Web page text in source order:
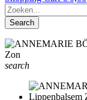
Search
search